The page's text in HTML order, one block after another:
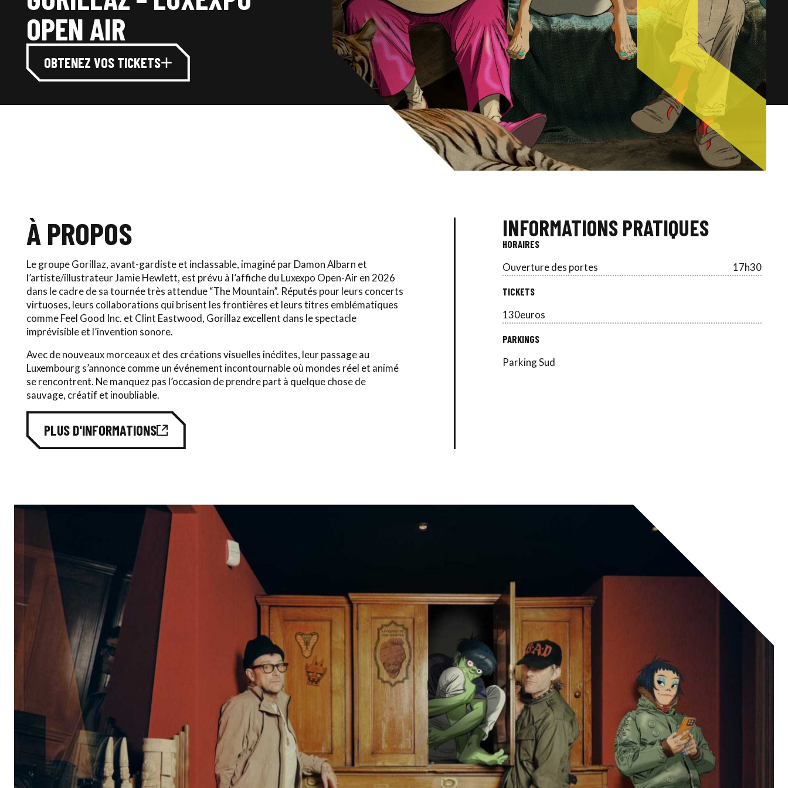
OPEN AIR
OBTENEZ VOS TICKETS
À PROPOS
Le groupe Gorillaz, avant-gardiste et inclassable, imaginé par Damon Albarn et
l’artiste/illustrateur Jamie Hewlett, est prévu à l’affiche du Luxexpo Open-Air en 2026
dans le cadre de sa tournée très attendue “The Mountain”. Réputés pour leurs concerts
virtuoses, leurs collaborations qui brisent les frontières et leurs titres emblématiques
comme Feel Good Inc. et Clint Eastwood, Gorillaz excellent dans le spectacle
imprévisible et l’invention sonore.
Avec de nouveaux morceaux et des créations visuelles inédites, leur passage au
Luxembourg s’annonce comme un événement incontournable où mondes réel et animé
se rencontrent. Ne manquez pas l’occasion de prendre part à quelque chose de
sauvage, créatif et inoubliable.
PLUS D'INFORMATIONS
INFORMATIONS PRATIQUES
HORAIRES
Ouverture des portes 17h30
TICKETS
130euros
PARKINGS
Parking Sud